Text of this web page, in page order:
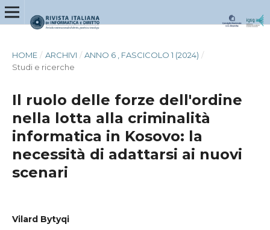
HOME / ARCHIVI / ANNO 6 , FASCICOLO 1 (2024) /
Studi e ricerche
Il ruolo delle forze dell'ordine
nella lotta alla criminalità
informatica in Kosovo: la
necessità di adattarsi ai nuovi
scenari
Vilard Bytyqi